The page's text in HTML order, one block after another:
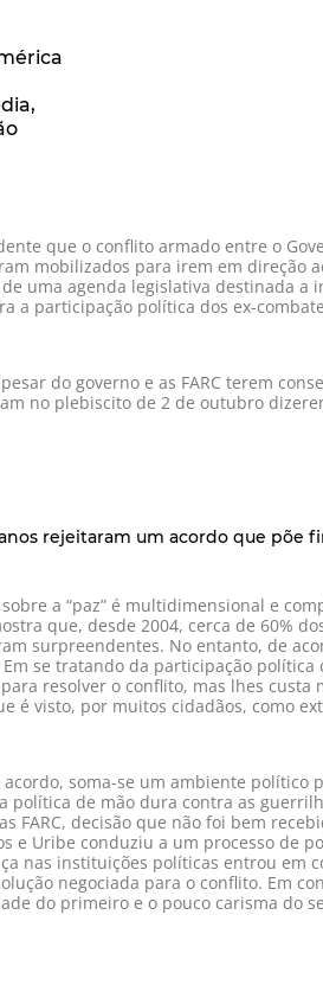
que o conflito armado entre o
mobilizados para irem em direção
de uma agenda legislativa destinada
a participação política dos ex-
do governo e as FARC terem
no plebiscito de 2 de outubro
rejeitaram um acordo que põe
a “paz” é multidimensional e
que, desde 2004, cerca de 60%
surpreendentes. No entanto, de
Em se tratando da participação
resolver o conflito, mas lhes
é visto, por muitos cidadãos, como
acordo, soma-se um ambiente
política de mão dura contra as
FARC, decisão que não foi bem
e Uribe conduziu a um processo de
nas instituições políticas entrou em
negociada para o conflito. Em
do primeiro e o pouco carisma do